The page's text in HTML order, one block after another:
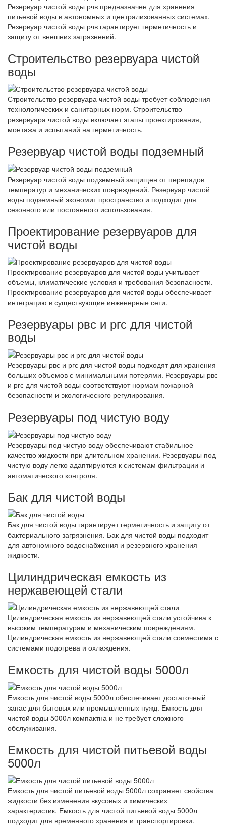
Резервуар чистой воды рчв предназначен для хранения
питьевой воды в автономных и централизованных системах.
Резервуар чистой воды рчв гарантирует герметичность и
защиту от внешних загрязнений.
Строительство резервуара чистой
воды
Строительство резервуара чистой воды требует соблюдения
технологических и санитарных норм. Строительство
резервуара чистой воды включает этапы проектирования,
монтажа и испытаний на герметичность.
Резервуар чистой воды подземный
Резервуар чистой воды подземный защищен от перепадов
температур и механических повреждений. Резервуар чистой
воды подземный экономит пространство и подходит для
сезонного или постоянного использования.
Проектирование резервуаров для
чистой воды
Проектирование резервуаров для чистой воды учитывает
объемы, климатические условия и требования безопасности.
Проектирование резервуаров для чистой воды обеспечивает
интеграцию в существующие инженерные сети.
Резервуары рвс и ргс для чистой
воды
Резервуары рвс и ргс для чистой воды подходят для хранения
больших объемов с минимальными потерями. Резервуары рвс
и ргс для чистой воды соответствуют нормам пожарной
безопасности и экологического регулирования.
Резервуары под чистую воду
Резервуары под чистую воду обеспечивают стабильное
качество жидкости при длительном хранении. Резервуары под
чистую воду легко адаптируются к системам фильтрации и
автоматического контроля.
Бак для чистой воды
Бак для чистой воды гарантирует герметичность и защиту от
бактериального загрязнения. Бак для чистой воды подходит
для автономного водоснабжения и резервного хранения
жидкости.
Цилиндрическая емкость из
нержавеющей стали
Цилиндрическая емкость из нержавеющей стали устойчива к
высоким температурам и механическим повреждениям.
Цилиндрическая емкость из нержавеющей стали совместима с
системами подогрева и охлаждения.
Емкость для чистой воды 5000л
Емкость для чистой воды 5000л обеспечивает достаточный
запас для бытовых или промышленных нужд. Емкость для
чистой воды 5000л компактна и не требует сложного
обслуживания.
Емкость для чистой питьевой воды
5000л
Емкость для чистой питьевой воды 5000л сохраняет свойства
жидкости без изменения вкусовых и химических
характеристик. Емкость для чистой питьевой воды 5000л
подходит для временного хранения и транспортировки.